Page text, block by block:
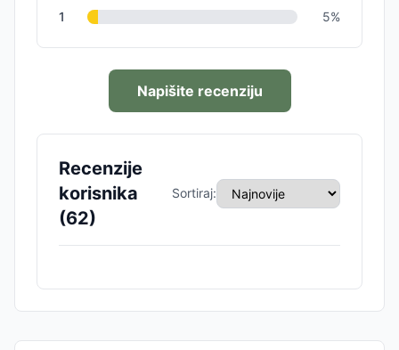
1
5%
Napišite recenziju
Recenzije
korisnika
(62)
Sortiraj: